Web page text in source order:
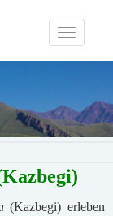
Toggle
(Kazbegi) erleben